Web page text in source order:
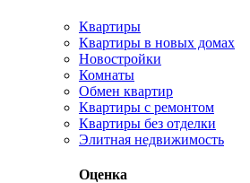
Квартиры
Квартиры в новых домах
Новостройки
Комнаты
Обмен квартир
Квартиры с ремонтом
Квартиры без отделки
Элитная недвижимость
Оценка